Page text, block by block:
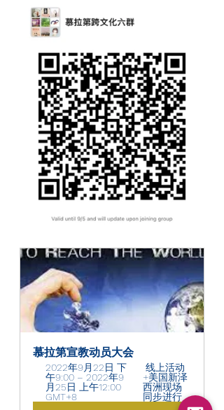
慕拉第宣教动员大会
2022年9月22日 下
午9:00 – 2022年9
月25日 上午12:00
GMT+8
线上活动
+美国新泽
西洲现场
同步进行